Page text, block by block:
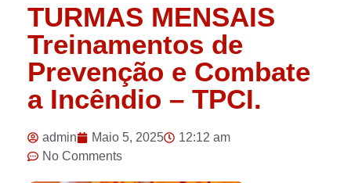
TURMAS MENSAIS
Treinamentos de
Prevenção e Combate
a Incêndio – TPCI.
admin Maio 5, 2025
12:12 am
No Comments